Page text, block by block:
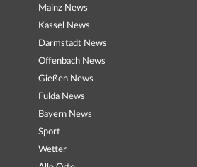
Mainz News
Kassel News
Darmstadt News
Offenbach News
Gießen News
Fulda News
Bayern News
Sport
Wetter